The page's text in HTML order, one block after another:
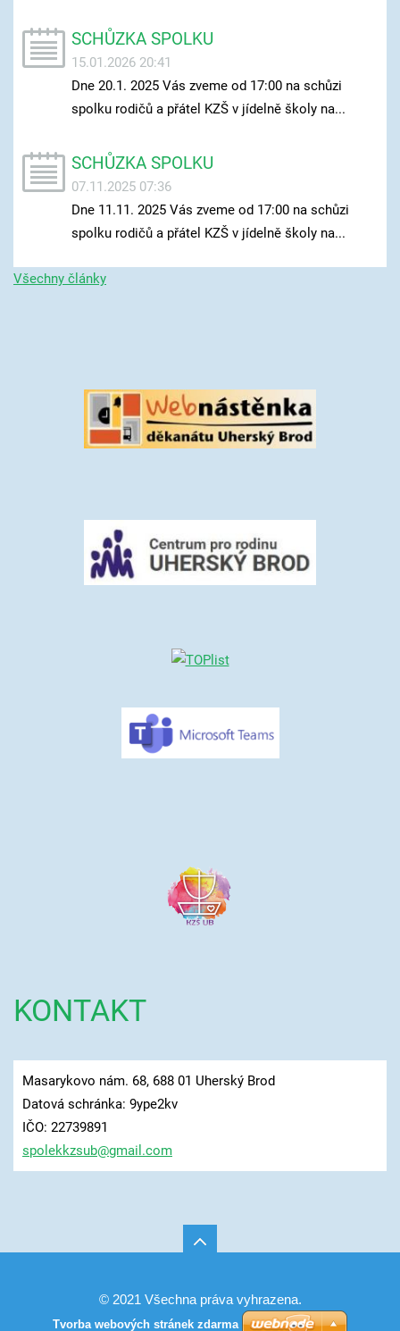
SCHŮZKA SPOLKU
15.01.2026 20:41
Dne 20.1. 2025 Vás zveme od 17:00 na schůzi
spolku rodičů a přátel KZŠ v jídelně školy na...
SCHŮZKA SPOLKU
07.11.2025 07:36
Dne 11.11. 2025 Vás zveme od 17:00 na schůzi
spolku rodičů a přátel KZŠ v jídelně školy na...
Všechny články
KONTAKT
Masarykovo nám. 68, 688 01 Uherský Brod
Datová schránka: 9ype2kv
IČO: 22739891
spolekkzsub@gmai l.com
© 2021 Všechna práva vyhrazena.
Tvorba webových stránek zdarma